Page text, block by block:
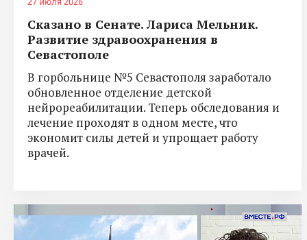
Сказано в Сенате. Лариса Мельник.
Развитие здравоохранения в
Севастополе
В горбольнице №5 Севастополя заработало
обновленное отделение детской
нейрореабилитации. Теперь обследования и
лечение проходят в одном месте, что
экономит силы детей и упрощает работу
врачей.